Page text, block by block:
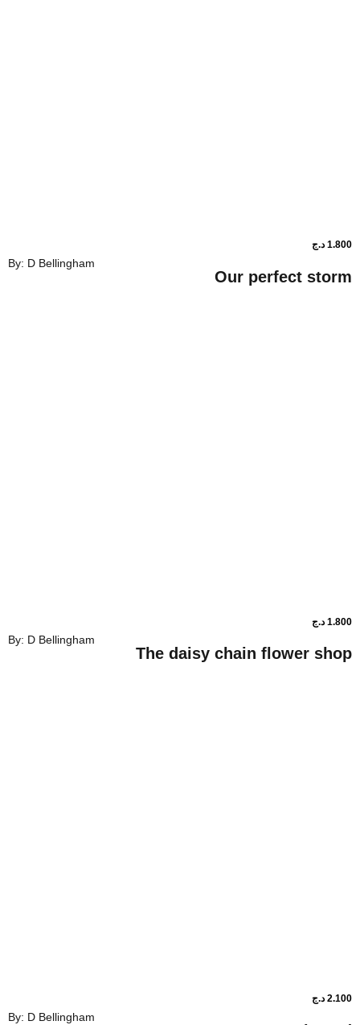
By: D Bellingham
Our
By: D Bellingham
The daisy chain
By: D Bellingham